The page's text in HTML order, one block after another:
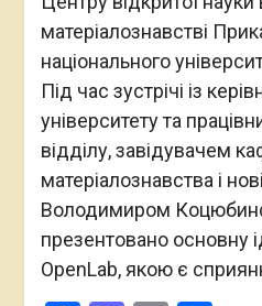
матеріалознавстві
національного
Під час зустрічі із
університету та
відділу, завідувачем
матеріалознавства і
Володимиром
презентовано основну
OpenLab, якою є